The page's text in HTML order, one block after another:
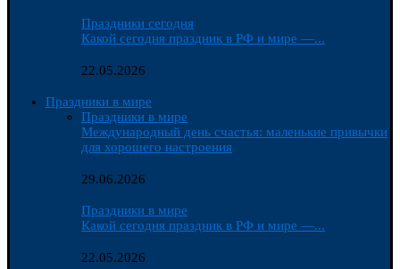
Праздники сегодня
Какой сегодня праздник в РФ и мире —...
22.05.2026
Праздники в мире
Праздники в мире
Международный день счастья: маленькие привычки
для хорошего настроения
29.06.2026
Праздники в мире
Какой сегодня праздник в РФ и мире —...
22.05.2026